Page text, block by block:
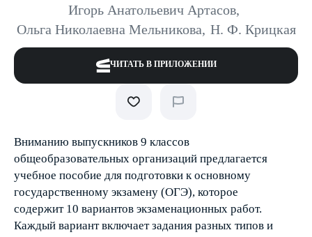
Игорь Анатольевич Артасов,
Ольга Николаевна Мельникова, Н. Ф. Крицкая
ЧИТАТЬ В ПРИЛОЖЕНИИ
Вниманию выпускников 9 классов
общеобразовательных организаций предлагается
учебное пособие для подготовки к основному
государственному экзамену (ОГЭ), которое
содержит 10 вариантов экзаменационных работ.
Каждый вариант включает задания разных типов и